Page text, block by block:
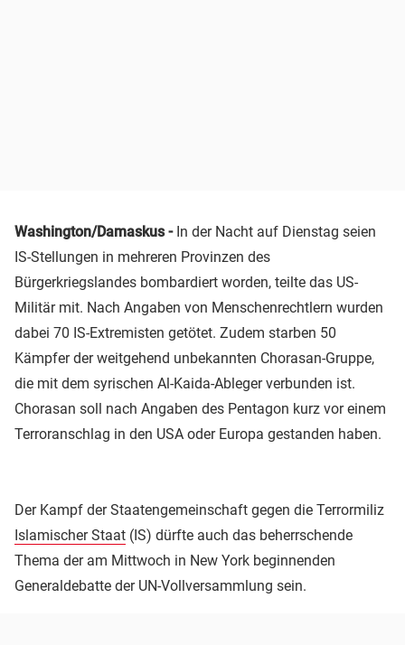
Washington/Damaskus - In der Nacht auf Dienstag seien
IS-Stellungen in mehreren Provinzen des
Bürgerkriegslandes bombardiert worden, teilte das US-
Militär mit. Nach Angaben von Menschenrechtlern wurden
dabei 70 IS-Extremisten getötet. Zudem starben 50
Kämpfer der weitgehend unbekannten Chorasan-Gruppe,
die mit dem syrischen Al-Kaida-Ableger verbunden ist.
Chorasan soll nach Angaben des Pentagon kurz vor einem
Terroranschlag in den USA oder Europa gestanden haben.
Der Kampf der Staatengemeinschaft gegen die Terrormiliz
Islamischer Staat (IS) dürfte auch das beherrschende
Thema der am Mittwoch in New York beginnenden
Generaldebatte der UN-Vollversammlung sein.